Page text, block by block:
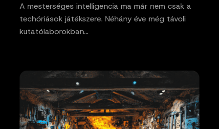
A mesterséges intelligencia ma már nem csak a
techóriások játékszere. Néhány éve még távoli
kutatólaborokban…